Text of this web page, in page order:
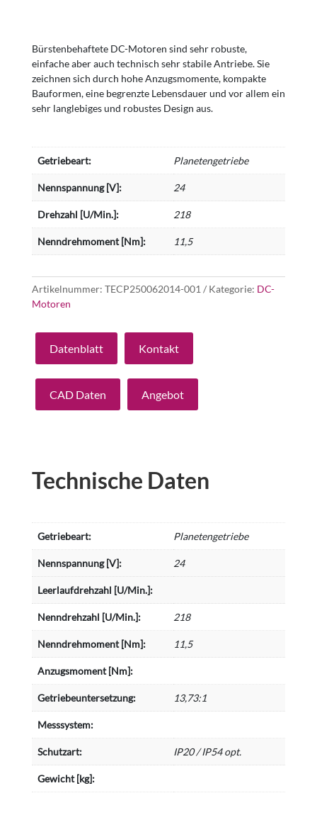
Bürstenbehaftete DC-Motoren sind sehr robuste,
einfache aber auch technisch sehr stabile Antriebe. Sie
zeichnen sich durch hohe Anzugsmomente, kompakte
Bauformen, eine begrenzte Lebensdauer und vor allem ein
sehr langlebiges und robustes Design aus.
Getriebeart: Planetengetriebe
Nennspannung [V]: 24
Drehzahl [U/Min.]: 218
Nenndrehmoment [Nm]: 11,5
Artikelnummer: TECP250062014-001 Kategorie: DC-
Motoren
Datenblatt Kontakt
CAD Daten Angebot
Technische Daten
Getriebeart: Planetengetriebe
Nennspannung [V]: 24
Leerlaufdrehzahl [U/Min.]:
Nenndrehzahl [U/Min.]: 218
Nenndrehmoment [Nm]: 11,5
Anzugsmoment [Nm]:
Getriebeuntersetzung: 13,73:1
Messsystem:
Schutzart: IP20 / IP54 opt.
Gewicht [kg]: